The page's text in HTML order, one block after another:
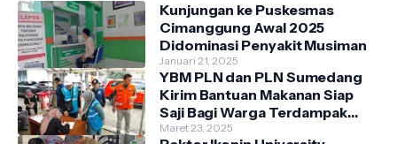
Kunjungan ke Puskesmas
Cimanggung Awal 2025
Didominasi Penyakit Musiman
Januari 21, 2025
YBM PLN dan PLN Sumedang
Kirim Bantuan Makanan Siap
Saji Bagi Warga Terdampak
Banjir Kecamatan Cimanggung
Maret 23, 2025